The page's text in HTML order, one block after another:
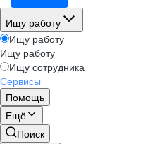
Ищу работу
Ищу работу
Ищу работу
Ищу сотрудника
Сервисы
Помощь
Ещё
Поиск